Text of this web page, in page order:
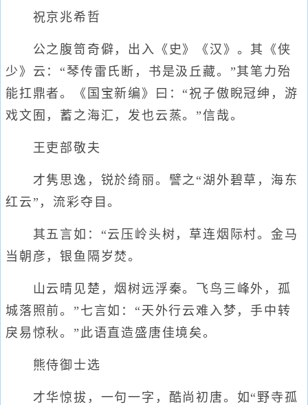
祝京兆希哲
公之腹笥奇僻，出入《史》《汉》。其《侠
少》云：“琴传雷氏断，书是汲丘藏。”其笔力殆
能扛鼎者。《国宝新编》曰：“祝子傲睨冠绅，游
戏文囿，蓄之海汇，发也云蒸。”信哉。
王吏部敬夫
才隽思逸，锐於绮丽。譬之“湖外碧草，海东
红云”，流彩夺目。
其五言如：“云压岭头树，草连烟际村。金马
当朝彦，银鱼隔岁焚。
山云晴见楚，烟树远浮秦。飞鸟三峰外，孤
城落照前。”七言如：“天外行云难入梦，手中转
戾易惊秋。”此语直造盛唐佳境矣。
熊侍御士选
才华惊拔，一句一字，酷尚初唐。如“野寺孤